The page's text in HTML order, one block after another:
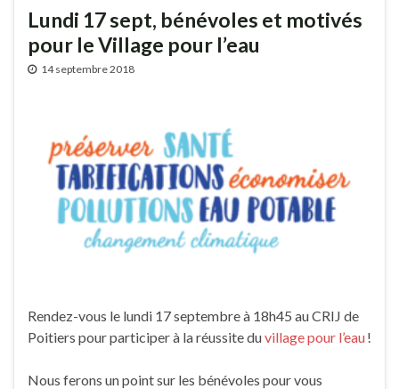
Lundi 17 sept, bénévoles et motivés
pour le Village pour l’eau
14 septembre 2018
Rendez-vous le lundi 17 septembre à 18h45 au CRIJ de
Poitiers pour participer à la réussite duvillage pour l’eau!
Nous ferons un point sur les bénévoles pour vous